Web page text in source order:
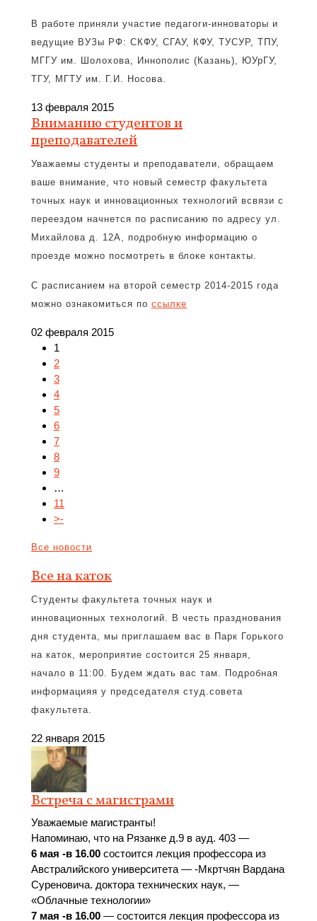
В работе приняли участие педагоги-инноваторы и
ведущие ВУЗы РФ: СКФУ, СГАУ, КФУ, ТУСУР, ТПУ,
МГГУ им. Шолохова, Иннополис (Казань), ЮУрГУ,
ТГУ, МГТУ им. Г.И. Носова.
13 февраля 2015
Вниманию студентов и
преподавателей
Уважаемы студенты и преподаватели, обращаем
ваше внимание, что новый семестр факультета
точных наук и инновационных технологий всвязи с
переездом начнется по расписанию по адресу ул.
Михайлова д. 12А, подробную информацию о
проезде можно посмотреть в блоке контакты.
С расписанием на второй семестр 2014-2015 года
можно ознакомиться по ссылке
02 февраля 2015
1
2
3
4
5
6
7
8
9
…
11
>-
Все новости
Все на каток
Студенты факультета точных наук и
инновационных технологий. В честь празднования
дня студента, мы приглашаем вас в Парк Горького
на каток, мероприятие состоится 25 января,
начало в 11:00. Будем ждать вас там. Подробная
информацияя у председателя студ.совета
факультета.
22 января 2015
Встреча с магистрами
Уважаемые магистранты!
Напоминаю, что на Рязанке д.9 в ауд. 403 —
6 мая -в 16.00 состоится лекция профессора из
Австралийского университета — -Мкртчян Вардана
Суреновича. доктора технических наук, —
«Облачные технологии»
7 мая -в 16.00 — состоится лекция профессора из